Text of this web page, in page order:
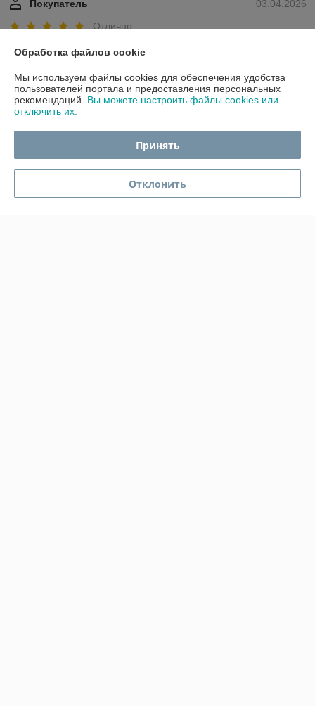
03.04.2026
Покупатель
Отлично
Сделка подтверждена через корзину
07.12.2025
Покупатель
Красивая копилка. Упаковано было очень хорошо, большое спасибо.
Обработка файлов cookie
Мы используем файлы cookies для обеспечения удобства
пользователей портала и предоставления персональных
рекомендаций. Вы можете настроить файлы cookies или
отключить их.
Принять
Отклонить